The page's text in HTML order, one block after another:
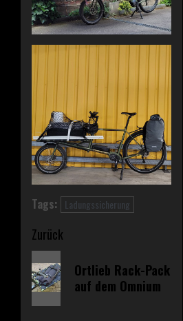
Tags: Ladungssicherung
Beitragsnavigation
Zurück
Vorheriger
Beitrag: Ortlieb Rack-Pack
auf dem Omnium